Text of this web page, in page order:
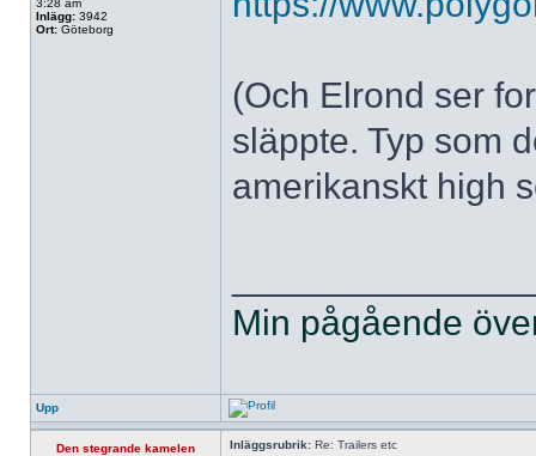
3:28 am
Inlägg: 3942
Ort: Göteborg
(Och Elrond ser
släppte. Typ som
amerikanskt high
Min pågående
Upp
Den stegrande kamelen Inläggsrubrik: Re: Trailers etc